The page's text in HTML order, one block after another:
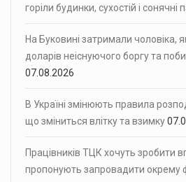
горіли будинки, сухостій і сонячні
На Буковині затримали чоловіка,
доларів неіснуючого боргу та
07.08.2026
В Україні змінюють правила
що зміниться влітку та взимку
Працівників ТЦК хочуть зробити
пропонують запровадити окрему